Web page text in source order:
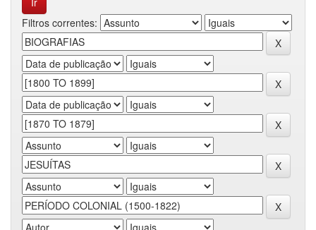
Filtros correntes: